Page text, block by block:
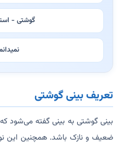
گوشتی -
تعریف بینی گوشتی
بینی گوشتی به بینی گفته
ضعیف و نازک باشد. همچنین این